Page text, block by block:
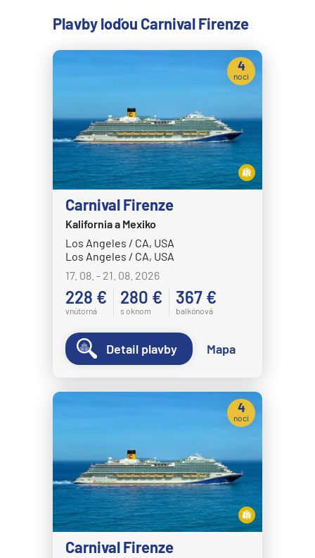
Plavby loďou Carnival Firenze
Carnival Firenze
Kalifornia a Mexiko
Los Angeles / CA, USA
Los Angeles / CA, USA
17. 08. - 21. 08. 2026
228 €
vnútorná
280 €
s oknom
367 €
balkónová
4
noci
Detail plavby Mapa
Carnival Firenze
4
noci